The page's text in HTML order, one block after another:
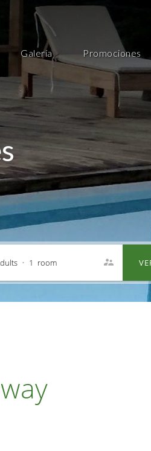
Galería Promociones
• 1 room